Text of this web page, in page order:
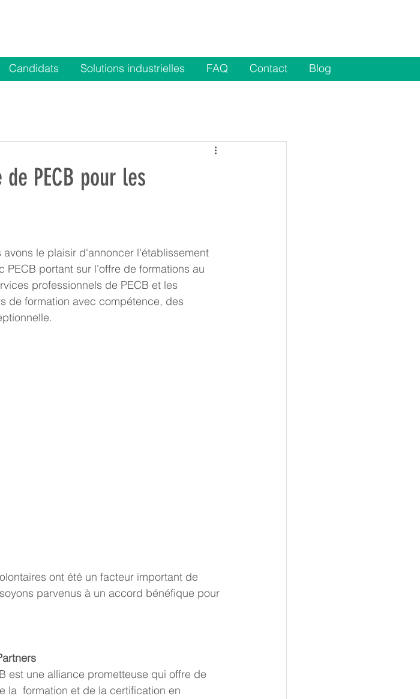
Candidats Solutions industrielles FAQ Contact Blog
PECB pour les
avons le plaisir d'annoncer l'établissement
portant sur l'offre de formations au
professionnels de PECB et les
de formation avec compétence, des
ont été un facteur important de
parvenus à un accord bénéfique pour
la  formation et de la certification en